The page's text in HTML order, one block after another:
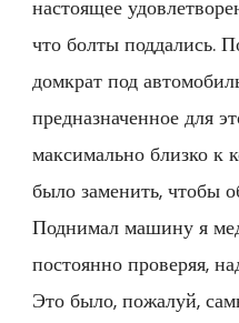
настоящее
что болты поддались.
домкрат под
предназначенное для
максимально близко к
было заменить, чтобы
Поднимал машину я
постоянно проверяя,
Это было, пожалуй,